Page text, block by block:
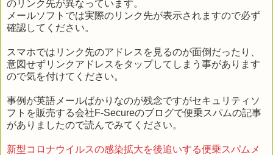
のリンク先が異なっています。
メールソフトでは実際のリンク先が表示されますので必ず
確認してください。
スマホではリンク先のアドレスを見るのが面倒だったり、
意図せずリンクアドレスをタップしてしまう事があります
ので気を付けてください。
事例が英語メールばかりなのが残念ですがセキュリティソ
フトを販売する会社F-Secureのブログで便乗スパムの記事
がありましたので読んでみてください。
新型コロナウイルスの感染拡大を後追いする便乗スパムメ